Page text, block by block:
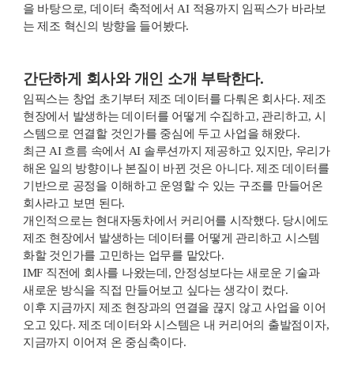
을 바탕으로, 데이터 축적에서 AI 적용까지 임픽스가 바라보
는 제조 혁신의 방향을 들어봤다.
간단하게 회사와 개인 소개 부탁한다.
임픽스는 창업 초기부터 제조 데이터를 다뤄온 회사다. 제조
현장에서 발생하는 데이터를 어떻게 수집하고, 관리하고, 시
스템으로 연결할 것인가를 중심에 두고 사업을 해왔다.
최근 AI 흐름 속에서 AI 솔루션까지 제공하고 있지만, 우리가
해온 일의 방향이나 본질이 바뀐 것은 아니다. 제조 데이터를
기반으로 공정을 이해하고 운영할 수 있는 구조를 만들어온
회사라고 보면 된다.
개인적으로는 현대자동차에서 커리어를 시작했다. 당시에도
제조 현장에서 발생하는 데이터를 어떻게 관리하고 시스템
화할 것인가를 고민하는 업무를 맡았다.
IMF 직전에 회사를 나왔는데, 안정성보다는 새로운 기술과
새로운 방식을 직접 만들어보고 싶다는 생각이 컸다.
이후 지금까지 제조 현장과의 연결을 끊지 않고 사업을 이어
오고 있다. 제조 데이터와 시스템은 내 커리어의 출발점이자,
지금까지 이어져 온 중심축이다.